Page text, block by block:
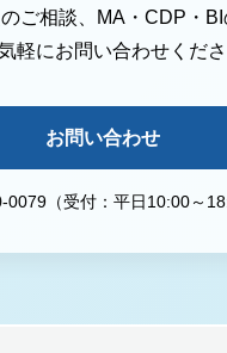
ご相談、MA・CDP・
軽にお問い合わせくださ
お問い合わせ
0079（受付：平日10:00～